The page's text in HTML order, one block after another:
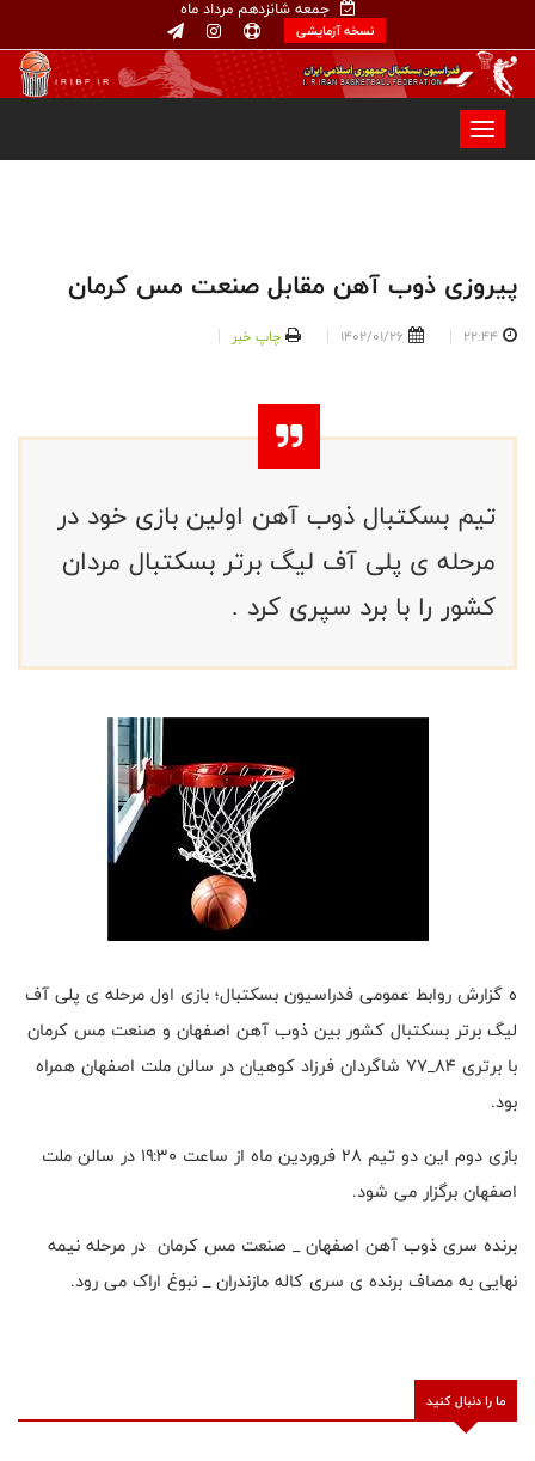
جمعه شانزدهم مرداد ماه
نسخه آزمایشی
پیروزی ذوب آهن مقابل صنعت مس کرمان
22:44
1402/01/26 چاپ خبر
تیم بسکتبال ذوب آهن اولین بازی خود در
مرحله ی پلی آف لیگ برتر بسکتبال مردان
کشور را با برد سپری کرد .
ه گزارش روابط عمومی فدراسیون بسکتبال؛ بازی اول مرحله ی پلی آف
لیگ برتر بسکتبال کشور بین ذوب آهن اصفهان و صنعت مس کرمان
با برتری ۸۴_۷۷ شاگردان فرزاد کوهیان در سالن ملت اصفهان همراه
بود.
بازی دوم این دو تیم ۲۸ فروردین ماه از ساعت ۱۹:۳۰ در سالن ملت
اصفهان برگزار می شود.
برنده سری ذوب آهن اصفهان _ صنعت مس کرمان در مرحله نیمه
نهایی به مصاف برنده ی سری کاله مازندران _ نبوغ اراک می رود.
ما را دنبال کنید